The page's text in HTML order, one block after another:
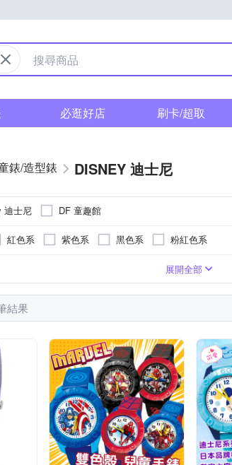
必逛好店 刷卡/超取
錶/造型錶 DISNEY 迪士尼
迪士尼 DF 童趣館
紅色系 紫色系 黑色系 粉紅色系
咖啡色系
展開全部
結果